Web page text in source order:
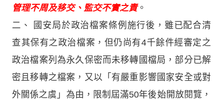
管理不周及移交、監交不實之責。
二、 國安局於政治檔案條例施行後，雖已配合清
查其保有之政治檔案，但仍尚有4千餘件經審定之
政治檔案列為永久保密而未移轉國檔局，部分已解
密且移轉之檔案，又以「有嚴重影響國家安全或對
外關係之虞」為由，限制屆滿50年後始開放閱覽，